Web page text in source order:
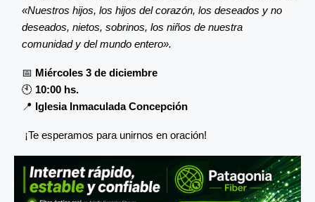
«Nuestros hijos, los hijos del corazón, los deseados y no
deseados, nietos, sobrinos, los niños de nuestra
comunidad y del mundo entero».
📅 Miércoles 3 de diciembre
🕙 10:00 hs.
📍 Iglesia Inmaculada Concepción
¡Te esperamos para unirnos en oración!